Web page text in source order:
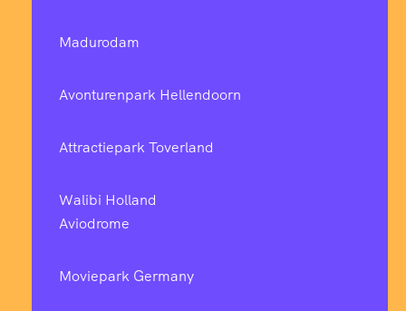
Madurodam
Avonturenpark Hellendoorn
Attractiepark Toverland
Walibi Holland
Aviodrome
Moviepark Germany